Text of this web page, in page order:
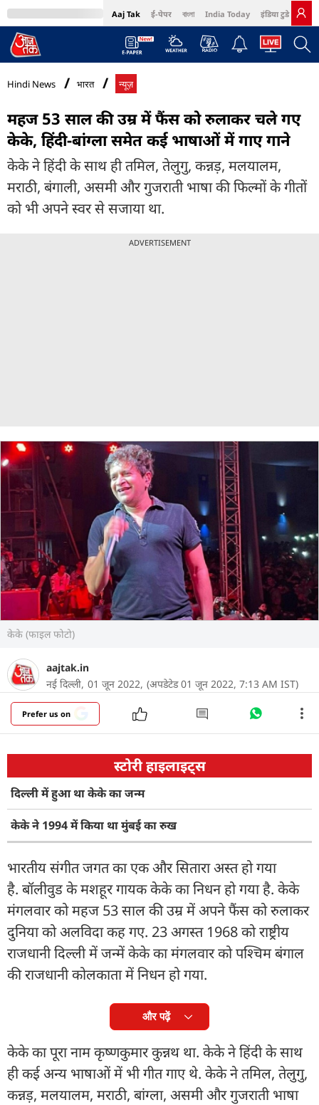
Aaj Tak ई-पेपर বাংলা India Today इंडिया टुडे हिंदी
MumbaiTak Cosmopolitan Harper's Bazaar Northeast
Hindi News भारत न्यूज़
महज 53 साल की उम्र में फैंस को रुलाकर चले गए
केके, हिंदी-बांग्ला समेत कई भाषाओं में गाए गाने
केके ने हिंदी के साथ ही तमिल, तेलुगु, कन्नड़, मलयालम,
मराठी, बंगाली, असमी और गुजराती भाषा की फिल्मों के गीतों
को भी अपने स्वर से सजाया था.
ADVERTISEMENT
केके (फाइल फोटो)
aajtak.in
नई दिल्ली, 01 जून 2022, (अपडेटेड 01 जून 2022, 7:13 AM IST)
Prefer us on
स्टोरी हाइलाइट्स
दिल्ली में हुआ था केके का जन्म
केके ने 1994 में किया था मुंबई का रुख
भारतीय संगीत जगत का एक और सितारा अस्त हो गया
है. बॉलीवुड के मशहूर गायक केके का निधन हो गया है. केके
मंगलवार को महज 53 साल की उम्र में अपने फैंस को रुलाकर
दुनिया को अलविदा कह गए. 23 अगस्त 1968 को राष्ट्रीय
राजधानी दिल्ली में जन्में केके का मंगलवार को पश्चिम बंगाल
की राजधानी कोलकाता में निधन हो गया.
और पढ़ें
केके का पूरा नाम कृष्णकुमार कुन्नथ था. केके ने हिंदी के साथ
ही कई अन्य भाषाओं में भी गीत गाए थे. केके ने तमिल, तेलुगु,
कन्नड़, मलयालम, मराठी, बांग्ला, असमी और गुजराती भाषा